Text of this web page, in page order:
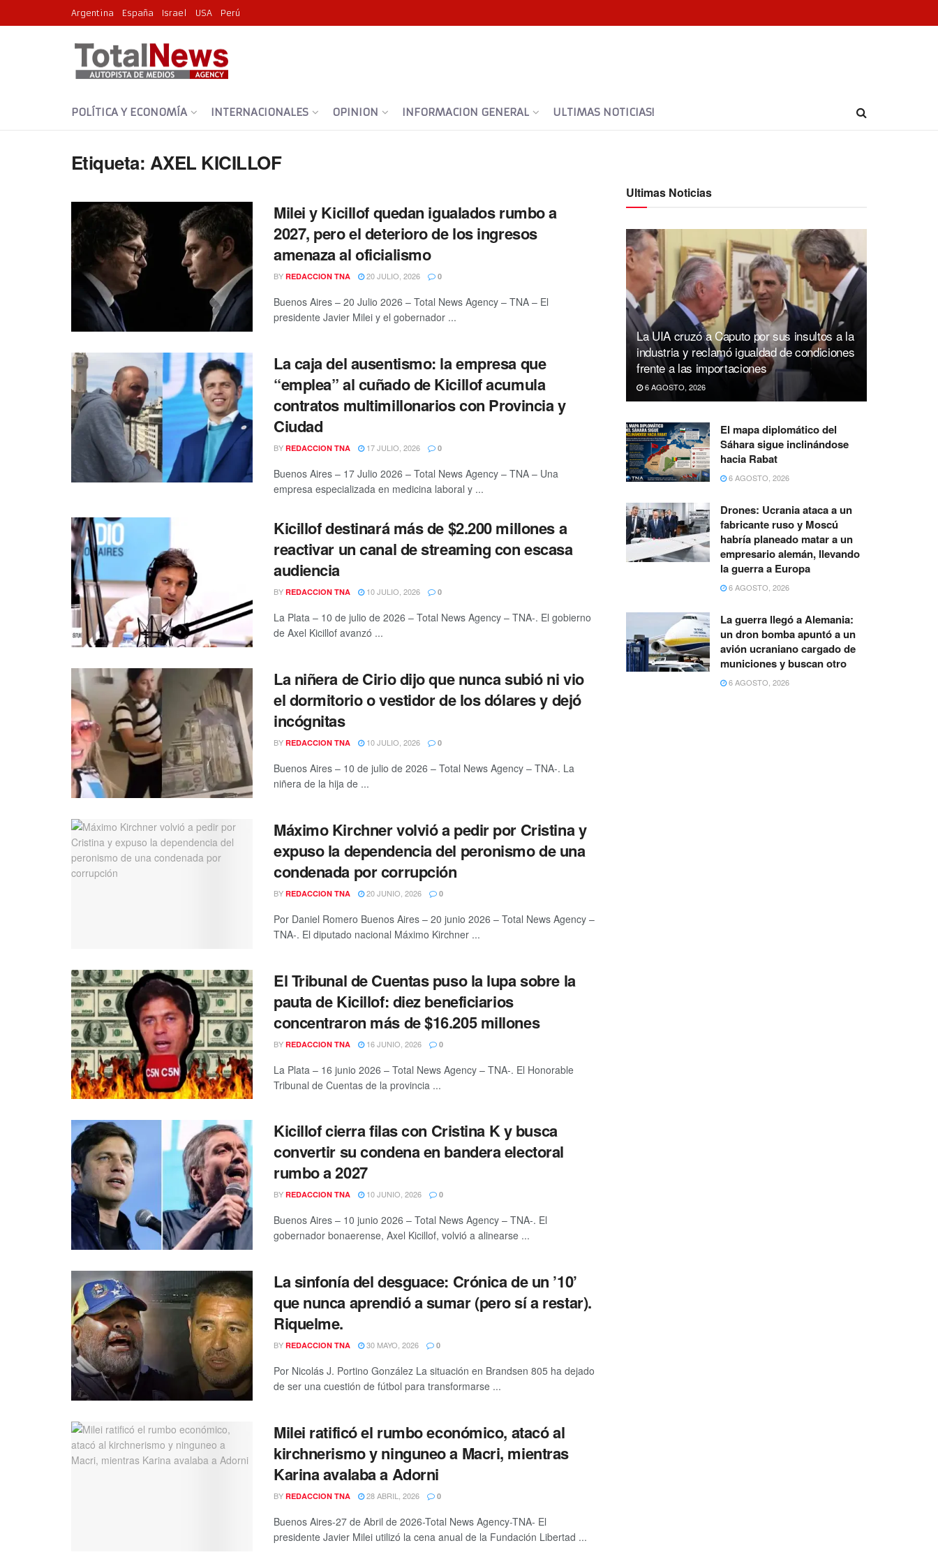
Argentina España Israel USA Perú
POLÍTICA Y ECONOMÍA INTERNACIONALES OPINION INFORMACION GENERAL ULTIMAS NOTICIAS!
Etiqueta: AXEL KICILLOF
Milei y Kicillof quedan igualados rumbo a
2027, pero el deterioro de los ingresos
amenaza al oficialismo
BY REDACCION TNA 20 JULIO, 2026 0
Buenos Aires – 20 Julio 2026 – Total News Agency – TNA – El
presidente Javier Milei y el gobernador ...
La caja del ausentismo: la empresa que
“emplea” al cuñado de Kicillof acumula
contratos multimillonarios con Provincia y
Ciudad
BY REDACCION TNA 17 JULIO, 2026 0
Buenos Aires – 17 Julio 2026 – Total News Agency – TNA – Una
empresa especializada en medicina laboral y ...
Kicillof destinará más de $2.200 millones a
reactivar un canal de streaming con escasa
audiencia
BY REDACCION TNA 10 JULIO, 2026 0
La Plata – 10 de julio de 2026 – Total News Agency – TNA-. El gobierno
de Axel Kicillof avanzó ...
La niñera de Cirio dijo que nunca subió ni vio
el dormitorio o vestidor de los dólares y dejó
incógnitas
BY REDACCION TNA 10 JULIO, 2026 0
Buenos Aires – 10 de julio de 2026 – Total News Agency – TNA-. La
niñera de la hija de ...
Máximo Kirchner volvió a pedir por Cristina y
expuso la dependencia del peronismo de una
condenada por corrupción
BY REDACCION TNA 20 JUNIO, 2026 0
Por Daniel Romero Buenos Aires – 20 junio 2026 – Total News Agency –
TNA-. El diputado nacional Máximo Kirchner ...
El Tribunal de Cuentas puso la lupa sobre la
pauta de Kicillof: diez beneficiarios
concentraron más de $16.205 millones
BY REDACCION TNA 16 JUNIO, 2026 0
La Plata – 16 junio 2026 – Total News Agency – TNA-. El Honorable
Tribunal de Cuentas de la provincia ...
Kicillof cierra filas con Cristina K y busca
convertir su condena en bandera electoral
rumbo a 2027
BY REDACCION TNA 10 JUNIO, 2026 0
Buenos Aires – 10 junio 2026 – Total News Agency – TNA-. El
gobernador bonaerense, Axel Kicillof, volvió a alinearse ...
La sinfonía del desguace: Crónica de un ’10’
que nunca aprendió a sumar (pero sí a restar).
Riquelme.
BY REDACCION TNA 30 MAYO, 2026 0
Por Nicolás J. Portino González La situación en Brandsen 805 ha dejado
de ser una cuestión de fútbol para transformarse ...
Milei ratificó el rumbo económico, atacó al
kirchnerismo y ninguneo a Macri, mientras
Karina avalaba a Adorni
BY REDACCION TNA 28 ABRIL, 2026 0
Buenos Aires-27 de Abril de 2026-Total News Agency-TNA- El
presidente Javier Milei utilizó la cena anual de la Fundación Libertad ...
Ultimas Noticias
La UIA cruzó a Caputo por sus insultos a la
industria y reclamó igualdad de condiciones
frente a las importaciones
6 AGOSTO, 2026
El mapa diplomático del
Sáhara sigue inclinándose
hacia Rabat
6 AGOSTO, 2026
Drones: Ucrania ataca a un
fabricante ruso y Moscú
habría planeado matar a un
empresario alemán, llevando
la guerra a Europa
6 AGOSTO, 2026
La guerra llegó a Alemania:
un dron bomba apuntó a un
avión ucraniano cargado de
municiones y buscan otro
6 AGOSTO, 2026